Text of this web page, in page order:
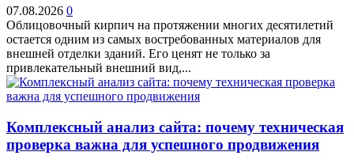
07.08.2026 0
Облицовочный кирпич на протяжении многих десятилетий
остается одним из самых востребованных материалов для
внешней отделки зданий. Его ценят не только за
привлекательный внешний вид,...
Комплексный анализ сайта: почему техническая
проверка важна для успешного продвижения